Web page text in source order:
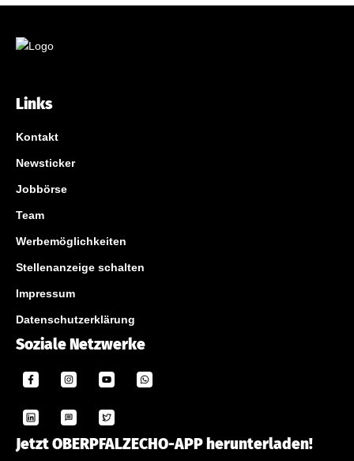
Links
Kontakt
Newsticker
Jobbörse
Team
Werbemöglichkeiten
Stellenanzeige schalten
Impressum
Datenschutzerklärung
Soziale Netzwerke
Jetzt OBERPFALZECHO-APP herunterladen!